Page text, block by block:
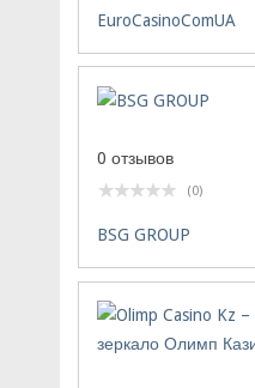
EuroCasinoComUA
0 отзывов
(0)
BSG GROUP